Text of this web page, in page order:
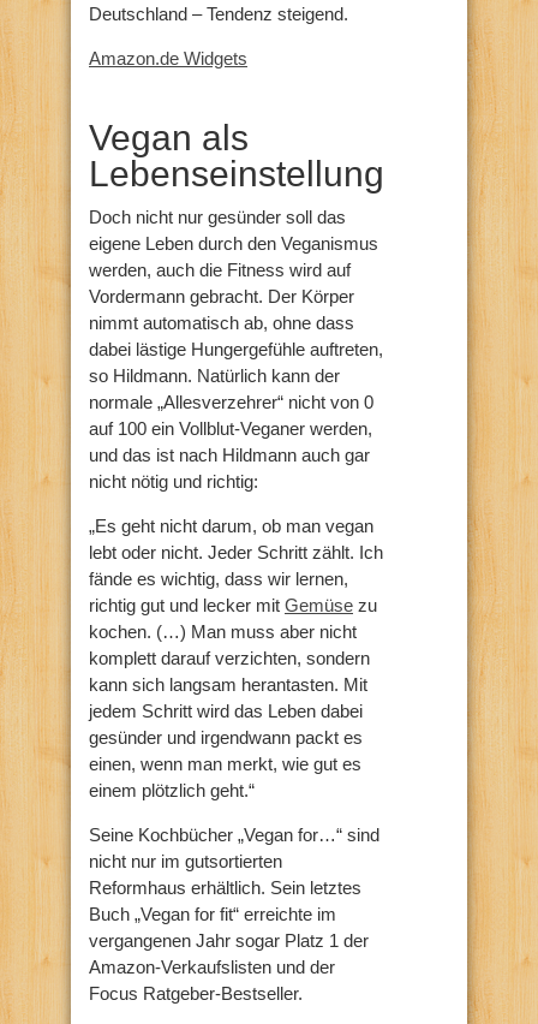
Deutschland – Tendenz steigend.
Amazon.de Widgets
Vegan als
Lebenseinstellung
Doch nicht nur gesünder soll das
eigene Leben durch den Veganismus
werden, auch die Fitness wird auf
Vordermann gebracht. Der Körper
nimmt automatisch ab, ohne dass
dabei lästige Hungergefühle auftreten,
so Hildmann. Natürlich kann der
normale „Allesverzehrer“ nicht von 0
auf 100 ein Vollblut-Veganer werden,
und das ist nach Hildmann auch gar
nicht nötig und richtig:
„Es geht nicht darum, ob man vegan
lebt oder nicht. Jeder Schritt zählt. Ich
fände es wichtig, dass wir lernen,
richtig gut und lecker mit Gemüse zu
kochen. (…) Man muss aber nicht
komplett darauf verzichten, sondern
kann sich langsam herantasten. Mit
jedem Schritt wird das Leben dabei
gesünder und irgendwann packt es
einen, wenn man merkt, wie gut es
einem plötzlich geht.“
Seine Kochbücher „Vegan for…“ sind
nicht nur im gutsortierten
Reformhaus erhältlich. Sein letztes
Buch „Vegan for fit“ erreichte im
vergangenen Jahr sogar Platz 1 der
Amazon-Verkaufslisten und der
Focus Ratgeber-Bestseller.